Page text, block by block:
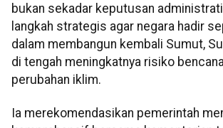
bukan sekadar keputusan
langkah strategis agar negara hadir
dalam membangun kembali Sumut,
di tengah meningkatnya risiko
perubahan iklim.
Ia merekomendasikan pemerintah